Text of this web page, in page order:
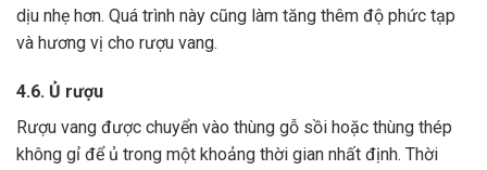
dịu nhẹ hơn. Quá trình này cũng làm tăng thêm độ phức tạp
và hương vị cho rượu vang.
4.6. Ủ rượu
Rượu vang được chuyển vào thùng gỗ sồi hoặc thùng thép
không gỉ để ủ trong một khoảng thời gian nhất định. Thời